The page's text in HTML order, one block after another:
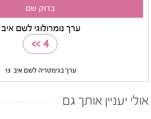
ערך נומרולוגי לשם איב
4
>>
ערך בגימטריה לשם איב 13
אולי יעניין אותך גם